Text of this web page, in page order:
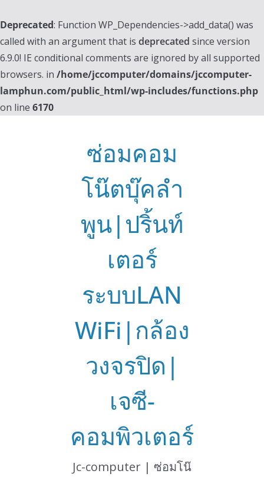
Deprecated: Function WP_Dependencies->add_data() was
called with an argument that is deprecated since version
6.9.0! IE conditional comments are ignored by all supported
browsers. in /home/jccomputer/domains/jccomputer-
lamphun.com/public_html/wp-includes/functions.php
on line 6170
ซ่อมคอม
โน๊ตบุ๊คลำ
พูน|ปริ้นท์
เตอร์
ระบบLAN
WiFi|กล้อง
วงจรปิด|
เจซี-
คอมพิวเตอร์
Jc-computer | ซ่อมโน๊